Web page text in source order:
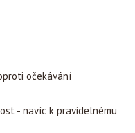
očekávání
- navíc k pravidelnému